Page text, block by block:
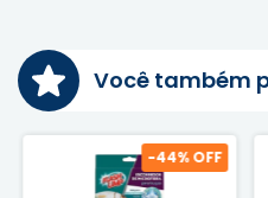
Você também
-44% OFF